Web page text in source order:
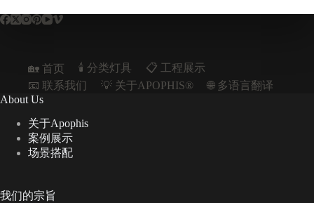
🏡 首页 🕯️ 分类灯具
📋︎ 工程展示
📧 联系我们
💡 关于APOPHIS®
🌐 多语言翻译
About Us
关于Apophis
案例展示
场景搭配
我们的宗旨